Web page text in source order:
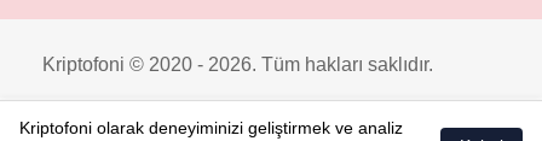
Kriptofoni © 2020 - 2026. Tüm hakları saklıdır.
Kriptofoni olarak deneyiminizi geliştirmek ve analiz